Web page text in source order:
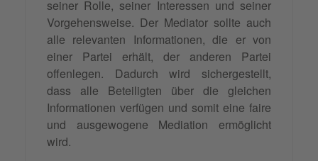
seiner Rolle, seiner Interessen und seiner
Vorgehensweise. Der Mediator sollte auch
alle relevanten Informationen, die er von
einer Partei erhält, der anderen Partei
offenlegen. Dadurch wird sichergestellt,
dass alle Beteiligten über die gleichen
Informationen verfügen und somit eine faire
und ausgewogene Mediation ermöglicht
wird.